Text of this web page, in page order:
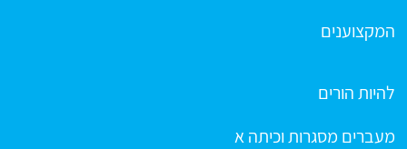
המקצוענים
להיות הורים
מעברים מסגרות וכיתה א